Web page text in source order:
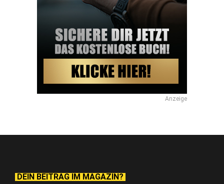
Anzeige
DEIN BEITRAG IM MAGAZIN?